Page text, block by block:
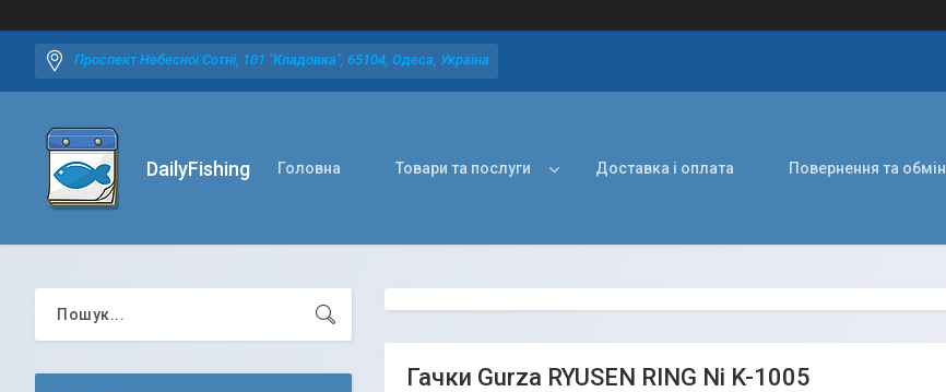
Проспект Небесної Сотні, 101 "Кладовка", 65104, Одеса, Україна
DailyFishing Головна Товари та послуги Доставка і оплата Повернення та обмін
Гачки Gurza RYUSEN RING Ni K-1005